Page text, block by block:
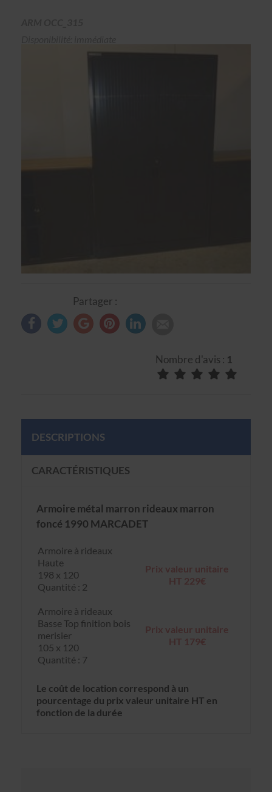
Partager :
Nombre d'avis : 1
DESCRIPTIONS
CARACTÉRISTIQUES
Armoire métal marron rideaux marron
foncé 1990 MARCADET
Armoire à rideaux
Haute
198 x 120
Quantité : 2
Armoire à rideaux
Basse Top finition bois
merisier
105 x 120
Quantité : 7
Prix valeur unitaire
HT 229€
Prix valeur unitaire
HT 179€
Le coût de location correspond à un
pourcentage du prix valeur unitaire HT en
fonction de la durée